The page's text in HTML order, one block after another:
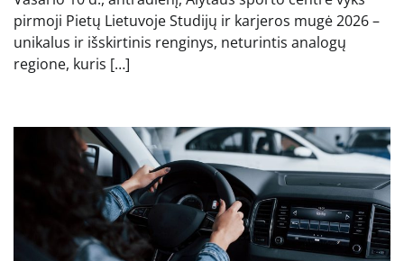
pirmoji Pietų Lietuvoje Studijų ir karjeros mugė 2026 –
unikalus ir išskirtinis renginys, neturintis analogų
regione, kuris […]